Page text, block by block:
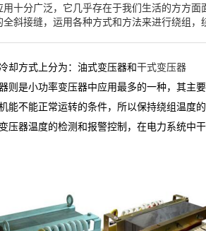
用十分广泛，它几乎存在于我们生活的方方
全斜接缝，运用各种方式和方法来进行绕组，
却方式上分为：油式变压器和干式变压器
则是小功率变压器中应用最多的一种，其主
能不能正常运转的条件，所以保持绕组温度
压器温度的检测和报警控制，在电力系统中